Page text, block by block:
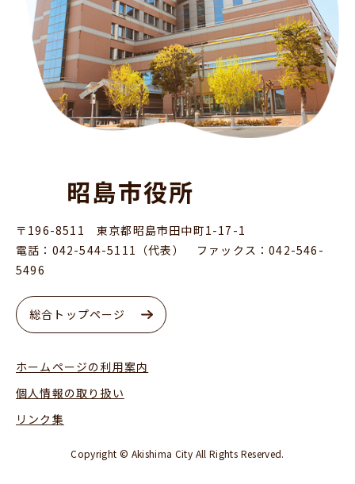
昭島市役所
〒196-8511 東京都昭島市田中町1-17-1
電話：042-544-5111（代表） ファックス：042-546-
5496
総合トップページ
ホームページの利用案内
個人情報の取り扱い
リンク集
Copyright © Akishima City All Rights Reserved.